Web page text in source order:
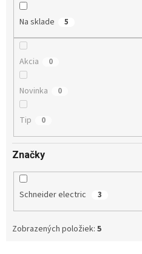
Na sklade 5
Akcia 0
Novinka 0
Tip 0
Značky
Schneider electric 3
Zobrazených položiek: 5